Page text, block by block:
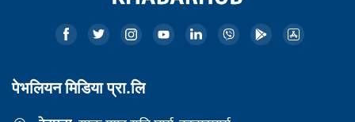
पेभलियन मिडिया प्रा.लि